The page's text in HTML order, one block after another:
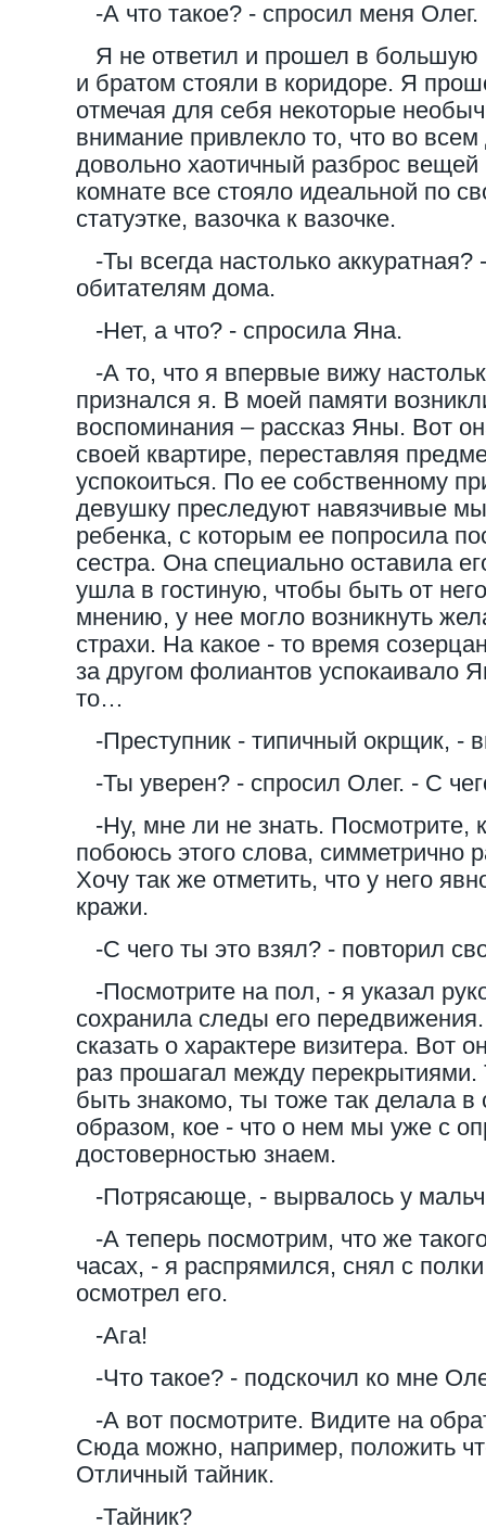
-А что такое? - спросил меня Олег.
Я не ответил и прошел в большую
и братом стояли в коридоре. Я
отмечая для себя некоторые
внимание привлекло то, что во
довольно хаотичный разброс
комнате все стояло идеальной по
статуэтке, вазочка к вазочке.
-Ты всегда настолько аккуратная?
обитателям дома.
-Нет, а что? - спросила Яна.
-А то, что я впервые вижу
признался я. В моей памяти
воспоминания – рассказ Яны. Вот
своей квартире, переставляя
успокоиться. По ее собственному
девушку преследуют навязчивые
ребенка, с которым ее попросила
сестра. Она специально оставила
ушла в гостиную, чтобы быть от
мнению, у нее могло возникнуть
страхи. На какое - то время
за другом фолиантов успокаивало
то…
-Преступник - типичный окрщик, -
-Ты уверен? - спросил Олег. - С
-Ну, мне ли не знать. Посмотрите,
побоюсь этого слова, симметрично
Хочу так же отметить, что у него
кражи.
-С чего ты это взял? - повторил
-Посмотрите на пол, - я указал
сохранила следы его
сказать о характере визитера. Вот
раз прошагал между
быть знакомо, ты тоже так делала
образом, кое - что о нем мы уже с
достоверностью знаем.
-Потрясающе, - вырвалось у
-А теперь посмотрим, что же
часах, - я распрямился, снял с
осмотрел его.
-Ага!
-Что такое? - подскочил ко мне
-А вот посмотрите. Видите на
Сюда можно, например, положить
Отличный тайник.
-Тайник?